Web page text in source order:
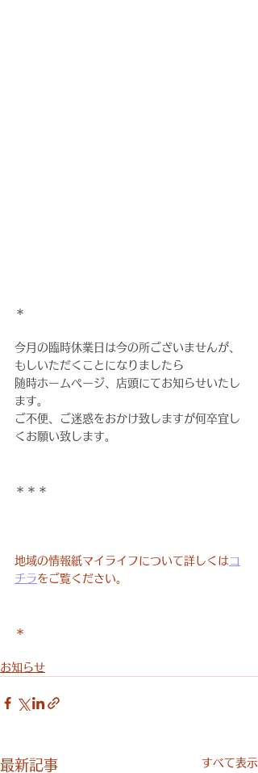
＊
今月の臨時休業日は今の所ございませんが、
もしいただくことになりましたら
随時ホームページ、店頭にてお知らせいたし
ます。
ご不便、ご迷惑をおかけ致しますが何卒宜し
くお願い致します。
＊＊＊
地域の情報紙マイライフについて詳しくは コ
チラをご覧ください。
＊
お知らせ
最新記事 すべて表示